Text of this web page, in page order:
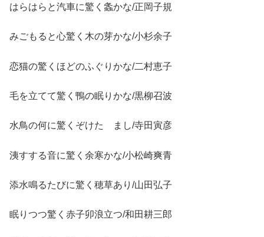
はらはらと汽車に驚く螽かな/正岡子規
みごもると心驚く木の芽かな/小杉余子
恋猫の驚くほどのふぐりかな/二村恵子
毛を立てて驚く鴨の眠りかな/黒柳召波
水鳥の何に驚くぞけたゝまし/寺田寅彦
洟すする音に驚く余寒かな/小松崎爽青
添水鳴るたびに驚く穂草あり/山田弘子
眠りつつ驚く赤子卯浪立つ/和田耕三郎